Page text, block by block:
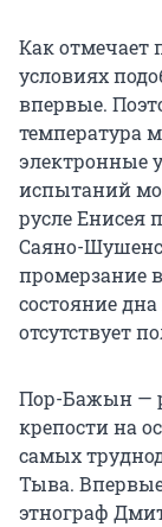
Как отмечает
условиях
впервые.
температура
электронные
испытаний
русле Енисея
Саяно-
промерзание
состояние
отсутствует
Пор-Бажын —
крепости на
самых
Тыва.
этнограф